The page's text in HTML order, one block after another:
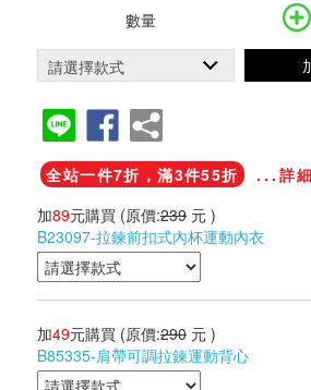
數量
全站一件7折，滿3件55折
...詳
加89元購買 (原價:239 元 )
B23097-拉鍊前扣式內杯運動內衣
加49元購買 (原價:290 元 )
B85335-肩帶可調拉鍊運動背心